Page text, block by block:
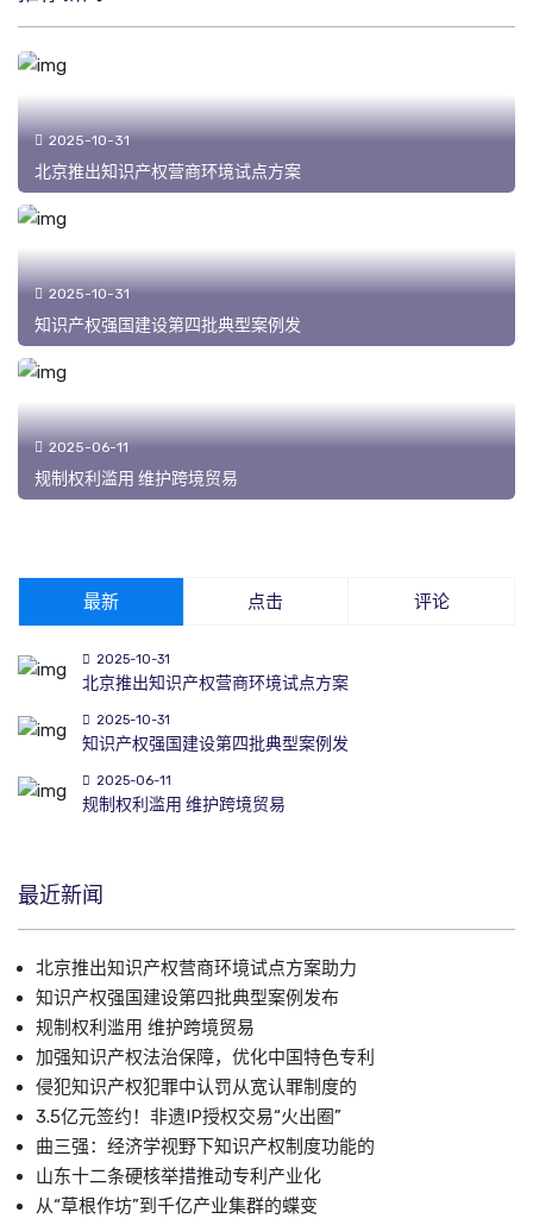
2025-10-31
北京推出知识产权营商环境试点方案
2025-10-31
知识产权强国建设第四批典型案例发
2025-06-11
规制权利滥用 维护跨境贸易
最新 点击 评论
2025-10-31
北京推出知识产权营商环境试点方案
2025-10-31
知识产权强国建设第四批典型案例发
2025-06-11
规制权利滥用 维护跨境贸易
最近新闻
北京推出知识产权营商环境试点方案助力
知识产权强国建设第四批典型案例发布
规制权利滥用 维护跨境贸易
加强知识产权法治保障，优化中国特色专利
侵犯知识产权犯罪中认罚从宽认罪制度的
3.5亿元签约！非遗IP授权交易“火出圈”
曲三强：经济学视野下知识产权制度功能的
山东十二条硬核举措推动专利产业化
从“草根作坊”到千亿产业集群的蝶变